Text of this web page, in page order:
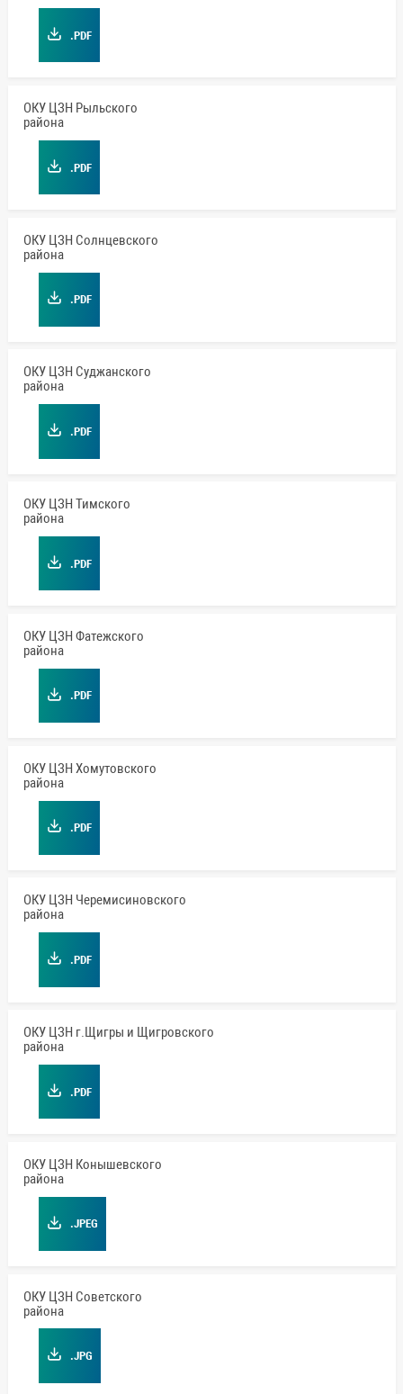
.PDF
ОКУ ЦЗН Рыльского
района
.PDF
ОКУ ЦЗН Солнцевского
района
.PDF
ОКУ ЦЗН Суджанского
района
.PDF
ОКУ ЦЗН Тимского
района
.PDF
ОКУ ЦЗН Фатежского
района
.PDF
ОКУ ЦЗН Хомутовского
района
.PDF
ОКУ ЦЗН Черемисиновского
района
.PDF
ОКУ ЦЗН г.Щигры и Щигровского
района
.PDF
ОКУ ЦЗН Конышевского
района
.JPEG
ОКУ ЦЗН Советского
района
.JPG